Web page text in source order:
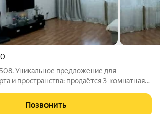
Уникальное предложение для
и пространства: продаётся 3-комнатная
на втором этаже пятиэтажного
в 1992
Позвонить